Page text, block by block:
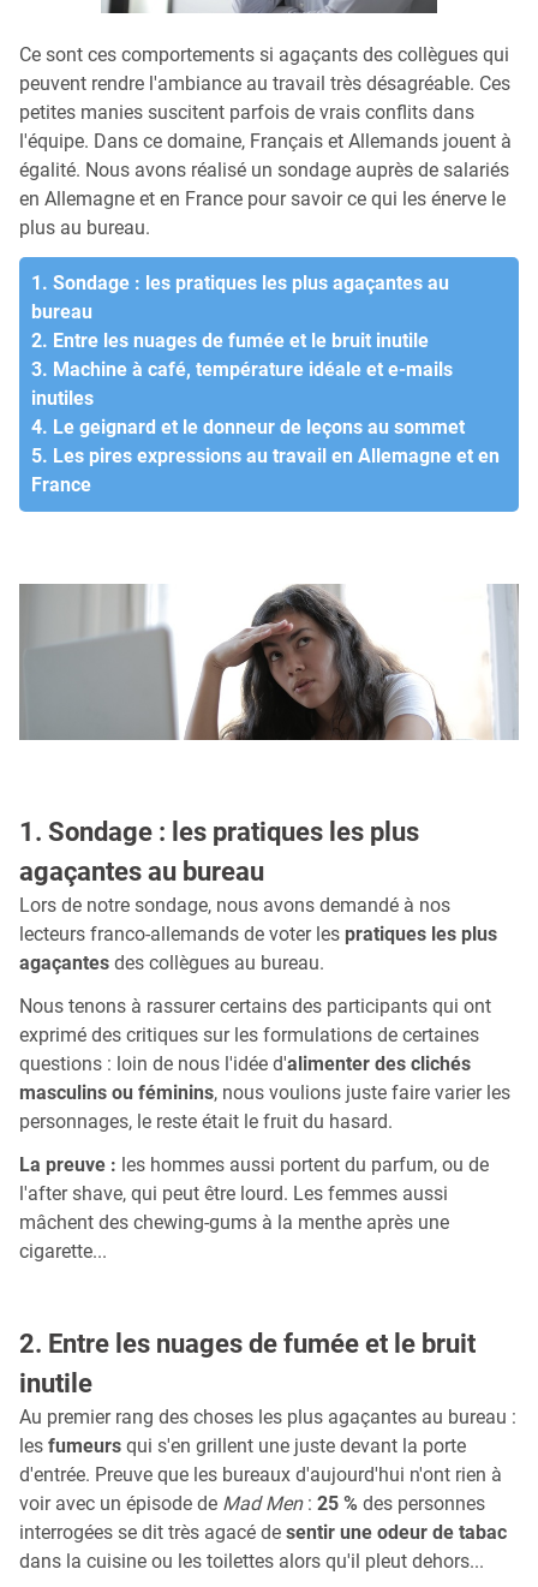
Ce sont ces comportements si agaçants des collègues qui
peuvent rendre l'ambiance au travail très désagréable. Ces
petites manies suscitent parfois de vrais conflits dans
l'équipe. Dans ce domaine, Français et Allemands jouent à
égalité. Nous avons réalisé un sondage auprès de salariés
en Allemagne et en France pour savoir ce qui les énerve le
plus au bureau.
1. Sondage : les pratiques les plus agaçantes au
bureau
2. Entre les nuages de fumée et le bruit inutile
3. Machine à café, température idéale et e-mails
inutiles
4. Le geignard et le donneur de leçons au sommet
5. Les pires expressions au travail en Allemagne et en
France
1. Sondage : les pratiques les plus
agaçantes au bureau
Lors de notre sondage, nous avons demandé à nos
lecteurs franco-allemands de voter les pratiques les plus
agaçantes des collègues au bureau.
Nous tenons à rassurer certains des participants qui ont
exprimé des critiques sur les formulations de certaines
questions : loin de nous l'idée d'alimenter des clichés
masculins ou féminins, nous voulions juste faire varier les
personnages, le reste était le fruit du hasard.
La preuve : les hommes aussi portent du parfum, ou de
l'after shave, qui peut être lourd. Les femmes aussi
mâchent des chewing-gums à la menthe après une
cigarette...
2. Entre les nuages de fumée et le bruit
inutile
Au premier rang des choses les plus agaçantes au bureau :
les fumeurs qui s'en grillent une juste devant la porte
d'entrée. Preuve que les bureaux d'aujourd'hui n'ont rien à
voir avec un épisode de Mad Men: 25 % des personnes
interrogées se dit très agacé de sentir une odeur de tabac
dans la cuisine ou les toilettes alors qu'il pleut dehors...